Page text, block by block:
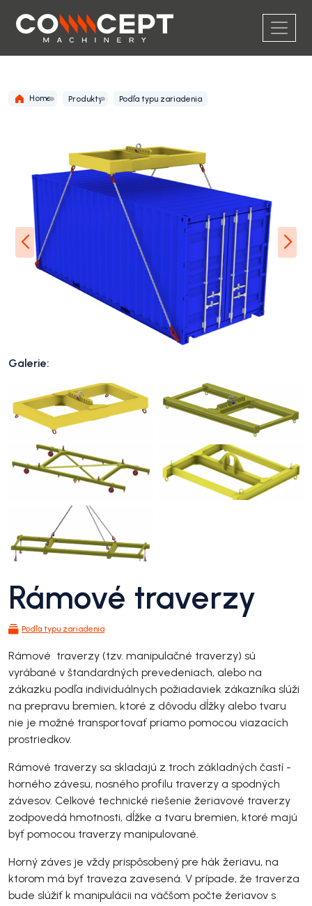
Home Produkty Podľa typu zariadenia
Galerie:
Rámové traverzy
Podľa typu zariadenia
Rámové traverzy (tzv. manipulačné traverzy) sú
vyrábané v štandardných prevedeniach, alebo na
zákazku podľa individuálnych požiadaviek zákazníka slúži
na prepravu bremien, ktoré z dôvodu dĺžky alebo tvaru
nie je možné transportovať priamo pomocou viazacích
prostriedkov.
Rámové traverzy sa skladajú z troch základných častí -
horného závesu, nosného profilu traverzy a spodných
závesov. Celkové technické riešenie žeriavové traverzy
zodpovedá hmotnosti, dĺžke a tvaru bremien, ktoré majú
byť pomocou traverzy manipulované.
Horný záves je vždy prispôsobený pre hák žeriavu, na
ktorom má byť traveza zavesená. V prípade, že traverza
bude slúžiť k manipulácii na väčšom počte žeriavov s